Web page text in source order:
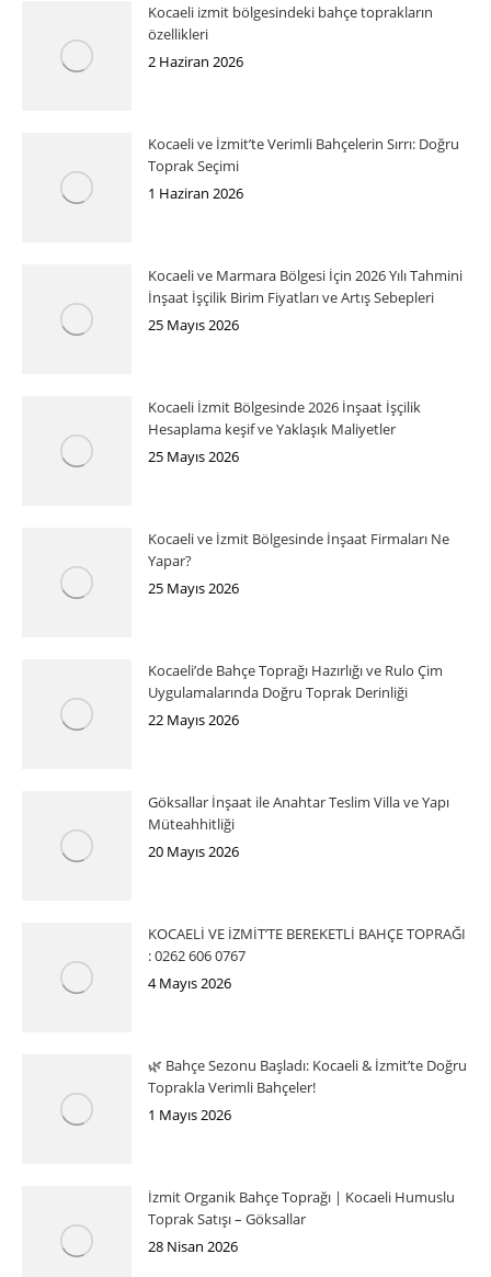
Kocaeli izmit bölgesindeki bahçe toprakların
özellikleri
2 Haziran 2026
Kocaeli ve İzmit’te Verimli Bahçelerin Sırrı: Doğru
Toprak Seçimi
1 Haziran 2026
Kocaeli ve Marmara Bölgesi İçin 2026 Yılı Tahmini
İnşaat İşçilik Birim Fiyatları ve Artış Sebepleri
25 Mayıs 2026
Kocaeli İzmit Bölgesinde 2026 İnşaat İşçilik
Hesaplama keşif ve Yaklaşık Maliyetler
25 Mayıs 2026
Kocaeli ve İzmit Bölgesinde İnşaat Firmaları Ne
Yapar?
25 Mayıs 2026
Kocaeli’de Bahçe Toprağı Hazırlığı ve Rulo Çim
Uygulamalarında Doğru Toprak Derinliği
22 Mayıs 2026
Göksallar İnşaat ile Anahtar Teslim Villa ve Yapı
Müteahhitliği
20 Mayıs 2026
KOCAELİ VE İZMİT’TE BEREKETLİ BAHÇE TOPRAĞI
: 0262 606 0767
4 Mayıs 2026
🌿 Bahçe Sezonu Başladı: Kocaeli & İzmit’te Doğru
Toprakla Verimli Bahçeler!
1 Mayıs 2026
İzmit Organik Bahçe Toprağı | Kocaeli Humuslu
Toprak Satışı – Göksallar
28 Nisan 2026